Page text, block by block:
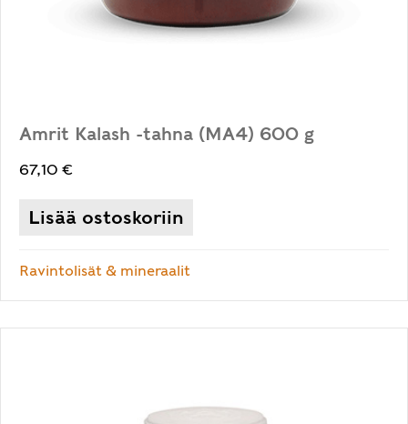
Amrit Kalash -tahna (MA4) 600 g
67,10 €
Lisää ostoskoriin
Ravintolisät & mineraalit